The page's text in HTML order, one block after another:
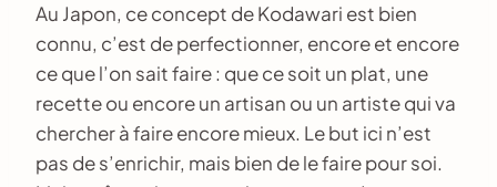
Au Japon, ce concept de Kodawari est bien
connu, c’est de perfectionner, encore et encore
ce que l’on sait faire : que ce soit un plat, une
recette ou encore un artisan ou un artiste qui va
chercher à faire encore mieux. Le but ici n’est
pas de s’enrichir, mais bien de le faire pour soi.